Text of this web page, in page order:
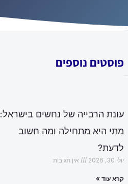
פוסטים נוספים
עונת הרבייה של נחשים בישראל:
מתי היא מתחילה ומה חשוב
לדעת?
יולי 30, 2026 אין תגובות
קרא עוד »